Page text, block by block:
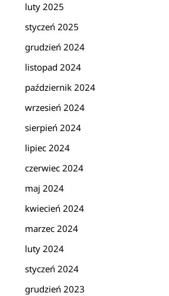
luty 2025
styczeń 2025
grudzień 2024
listopad 2024
październik 2024
wrzesień 2024
sierpień 2024
lipiec 2024
czerwiec 2024
maj 2024
kwiecień 2024
marzec 2024
luty 2024
styczeń 2024
grudzień 2023